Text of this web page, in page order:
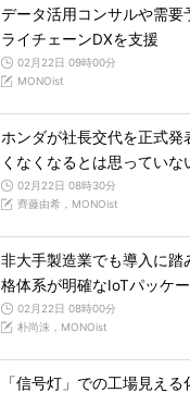
データ活用コンサルや需要
ライチェーンDXを支援
02月22日 09時00分
MONOist
ホンダが社長交代を正式発
くなくなるとは思っていな
02月22日 08時30分
齊藤由希，MONOist
非大手製造業でも導入に踏
格体系が明確なIoTパッケ
02月22日 08時00分
朴尚洙，MONOist
「信号灯」での工場見える